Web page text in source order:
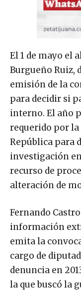
El 1 de mayo el
Burgueño Ruiz,
emisión de la
para decidir si
interno. El año
requerido por la
República para
investigación
recurso de
alteración de
Fernando
información
emita la
cargo de
denuncia en
la que buscó la